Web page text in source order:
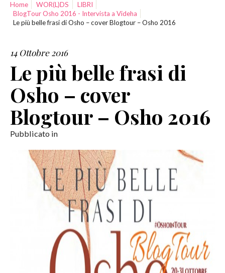
WOR(L)DS
COLLABORAZIONI
CONTATTI
Home WOR(L)DS
LIBRI
BlogTour Osho 2016 - Intervista a Videha
Le più belle frasi di Osho – cover Blogtour – Osho 2016
14 Ottobre 2016
Le più belle frasi di
Osho – cover
Blogtour – Osho 2016
Pubblicato in